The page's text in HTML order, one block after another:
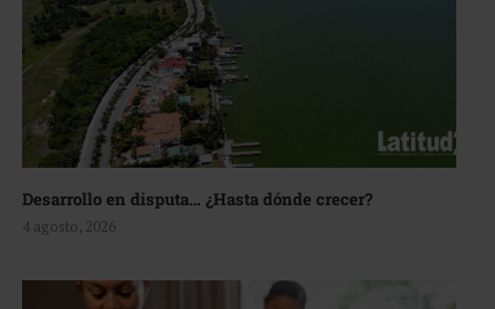
Desarrollo en disputa… ¿Hasta dónde crecer?
4 agosto, 2026